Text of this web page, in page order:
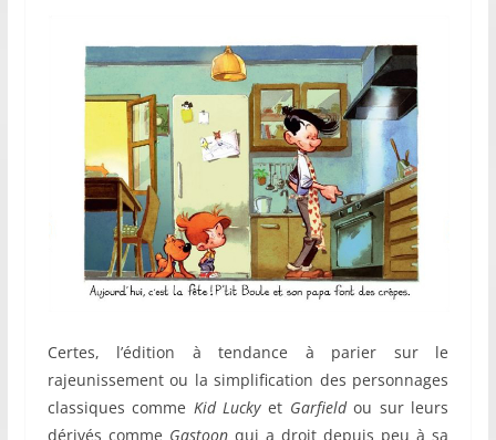
Certes, l’édition à tendance à parier sur le
rajeunissement ou la simplification des personnages
classiques comme Kid Luckyet Garfieldou sur leurs
dérivés comme Gastoonqui a droit depuis peu à sa